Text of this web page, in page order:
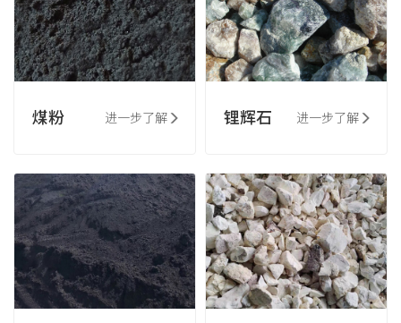
煤粉 进一步了解 锂辉石 进一步了解